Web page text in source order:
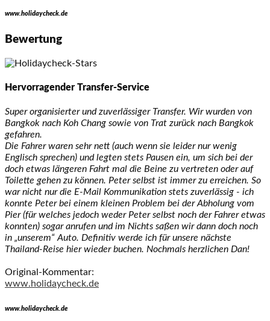
www.holidaycheck.de
Bewertung
Hervorragender Transfer-Service
Super organisierter und zuverlässiger Transfer. Wir wurden von
Bangkok nach Koh Chang sowie von Trat zurück nach Bangkok
gefahren.
Die Fahrer waren sehr nett (auch wenn sie leider nur wenig
Englisch sprechen) und legten stets Pausen ein, um sich bei der
doch etwas längeren Fahrt mal die Beine zu vertreten oder auf
Toilette gehen zu können. Peter selbst ist immer zu erreichen. So
war nicht nur die E-Mail Kommunikation stets zuverlässig - ich
konnte Peter bei einem kleinen Problem bei der Abholung vom
Pier (für welches jedoch weder Peter selbst noch der Fahrer etwas
konnten) sogar anrufen und im Nichts saßen wir dann doch noch
in „unserem“ Auto. Definitiv werde ich für unsere nächste
Thailand-Reise hier wieder buchen. Nochmals herzlichen Dan!
Original-Kommentar:
www.holidaycheck.de
www.holidaycheck.de